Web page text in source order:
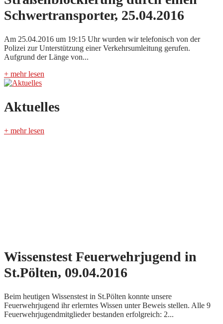
Schwertransporter, 25.04.2016
Am 25.04.2016 um 19:15 Uhr wurden wir telefonisch von der
Polizei zur Unterstützung einer Verkehrsumleitung gerufen.
Aufgrund der Länge von...
+ mehr lesen
Aktuelles
+ mehr lesen
Wissenstest Feuerwehrjugend in
St.Pölten, 09.04.2016
Beim heutigen Wissenstest in St.Pölten konnte unsere
Feuerwehrjugend ihr erlerntes Wissen unter Beweis stellen. Alle 9
Feuerwehrjugendmitglieder bestanden erfolgreich: 2...